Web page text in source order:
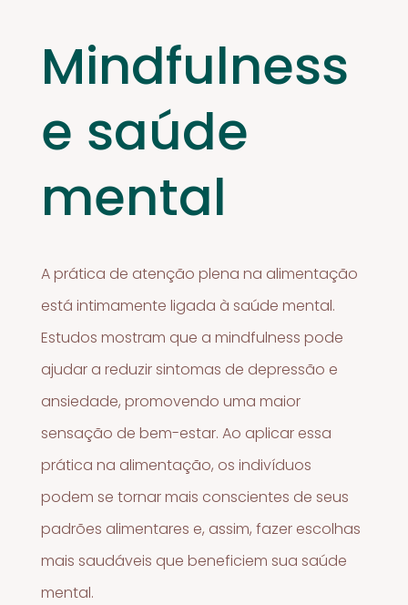
Mindfulness
e saúde
mental
A prática de atenção plena na alimentação
está intimamente ligada à saúde mental.
Estudos mostram que a mindfulness pode
ajudar a reduzir sintomas de depressão e
ansiedade, promovendo uma maior
sensação de bem-estar. Ao aplicar essa
prática na alimentação, os indivíduos
podem se tornar mais conscientes de seus
padrões alimentares e, assim, fazer escolhas
mais saudáveis que beneficiem sua saúde
mental.